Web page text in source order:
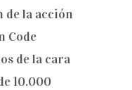
de la acción
Code
de la cara
10.000